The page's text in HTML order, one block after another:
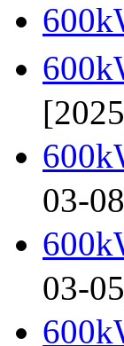
03-
03-